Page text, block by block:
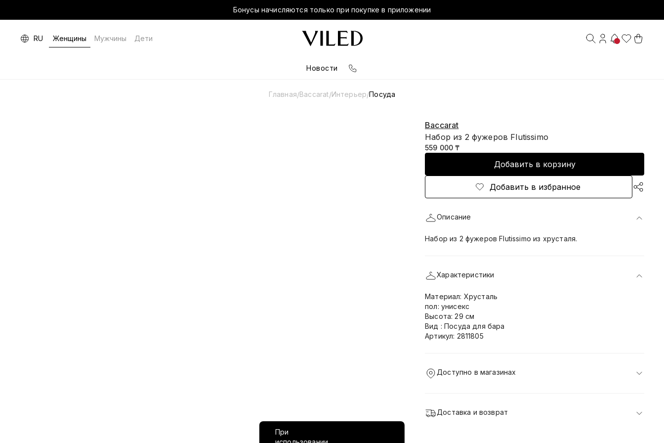
Бонусы начисляются только при покупке в приложении
RU Женщины Мужчины Дети
Новости
Главная/Baccarat/Интерьер/Посуда
Baccarat
Набор из 2 фужеров Flutissimo
559 000 ₸
Добавить в корзину
Добавить в избранное
Описание
Набор из 2 фужеров Flutissimo из хрусталя.
Характеристики
Материал: Хрусталь
пол: унисекс
Высота: 29 см
Вид : Посуда для бара
Артикул: 2811805
Доступно в магазинах
Доставка и возврат
При